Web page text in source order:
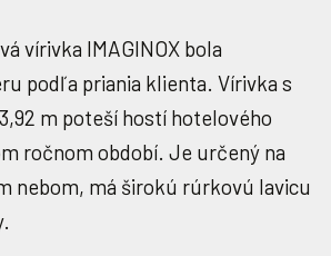
vírivka IMAGINOX bola
podľa priania klienta. Vírivka s
m poteší hostí hotelového
ročnom období. Je určený na
nebom, má širokú rúrkovú lavicu